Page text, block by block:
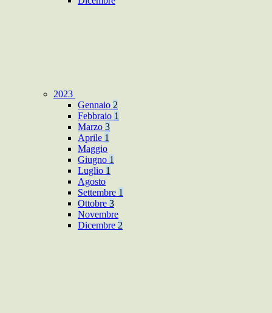
2023
Gennaio 2
Febbraio 1
Marzo 3
Aprile 1
Maggio
Giugno 1
Luglio 1
Agosto
Settembre 1
Ottobre 3
Novembre
Dicembre 2